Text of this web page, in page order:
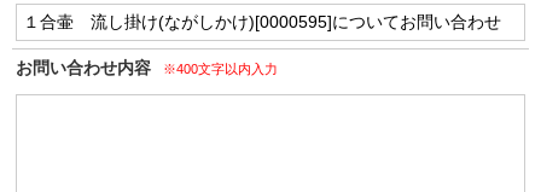
お問い合わせ内容 ※400文字以内入力